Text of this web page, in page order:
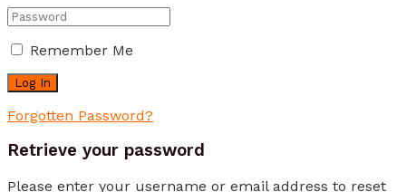
Remember Me
Forgotten Password?
Retrieve your password
Please enter your username or email address to reset